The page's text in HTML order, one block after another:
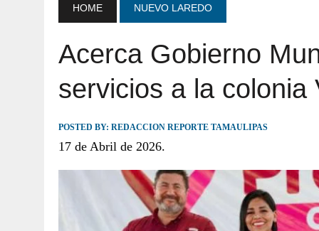
JULIO 30, 2026 | 💧🚰 ¡AGUA PARA LA COMUNIDAD!
¡TRABAJO EN EQUIPO Y RESULTADOS!
JULIO 30, 2026 | TAMAULIPAS TE INVITA A DESCUBRIR EL
HOME NUEVO LAREDO
Acerca Gobierno
servicios a la colonia
POSTED BY: REDACCION REPORTE TAMAULIPAS
17 de Abril de 2026.